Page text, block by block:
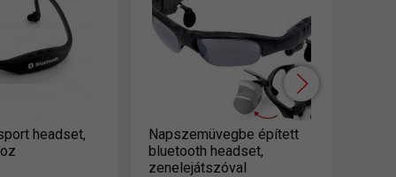
headset,
Napszemüvegbe épített
bluetooth headset,
zenelejátszóval